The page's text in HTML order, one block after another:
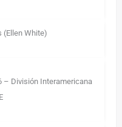
(Ellen White)
– División Interamericana